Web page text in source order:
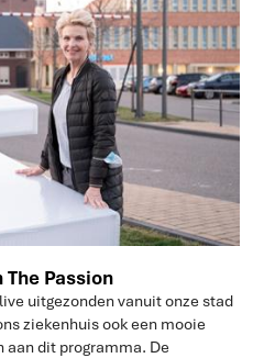
Passion
uitgezonden vanuit onze stad
ziekenhuis ook een mooie
aan dit programma. De